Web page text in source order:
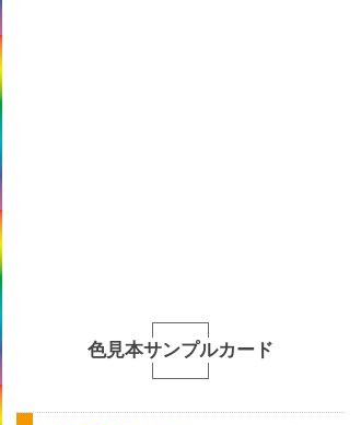
色見本サンプルカード